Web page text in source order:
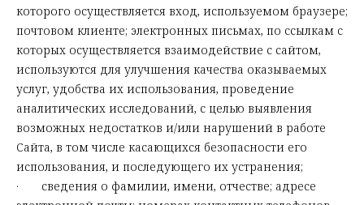
которого осуществляется вход, используемом браузере;
почтовом клиенте; электронных письмах, по ссылкам с
которых осуществляется взаимодействие с сайтом,
используются для улучшения качества оказываемых
услуг, удобства их использования, проведение
аналитических исследований, с целью выявления
возможных недостатков и/или нарушений в работе
Сайта, в том числе касающихся безопасности его
использования, и последующего их устранения;
· сведения о фамилии, имени, отчестве; адресе